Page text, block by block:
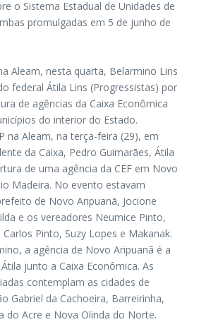
o Sistema Estadual de Unidades de
promulgadas em 5 de junho de
Aleam, nesta quarta, Belarmino Lins
federal Átila Lins (Progressistas) por
de agências da Caixa Econômica
do interior do Estado.
na Aleam, na terça-feira (29), em
da Caixa, Pedro Guimarães, Átila
de uma agência da CEF em Novo
Madeira. No evento estavam
de Novo Aripuanã, Jocione
e os vereadores Neumice Pinto,
Pinto, Suzy Lopes e Makanak.
a agência de Novo Aripuanã é a
junto a Caixa Econômica. As
contemplam as cidades de
Gabriel da Cachoeira, Barreirinha,
do Acre e Nova Olinda do Norte.